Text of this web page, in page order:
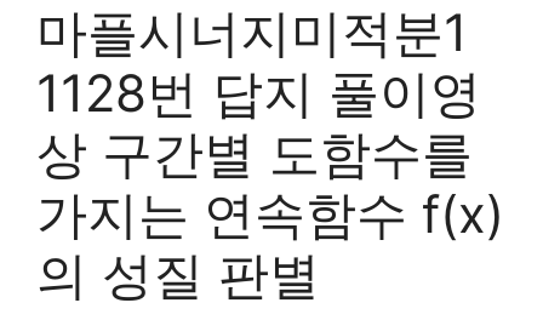
마플시너지미적분1
1128번 답지 풀이영
상 구간별 도함수를
가지는 연속함수 f(x)
의 성질 판별